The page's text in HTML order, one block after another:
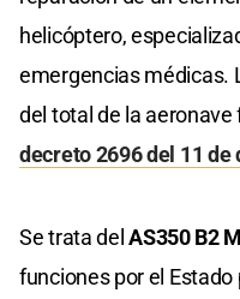
helicóptero,
emergencias médicas.
del total de la
decreto 2696 del 11
Se trata delAS350 B2
funciones por el